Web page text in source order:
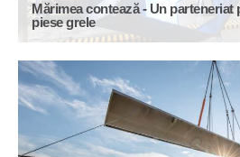
Mărimea contează - Un parteneriat
piese grele